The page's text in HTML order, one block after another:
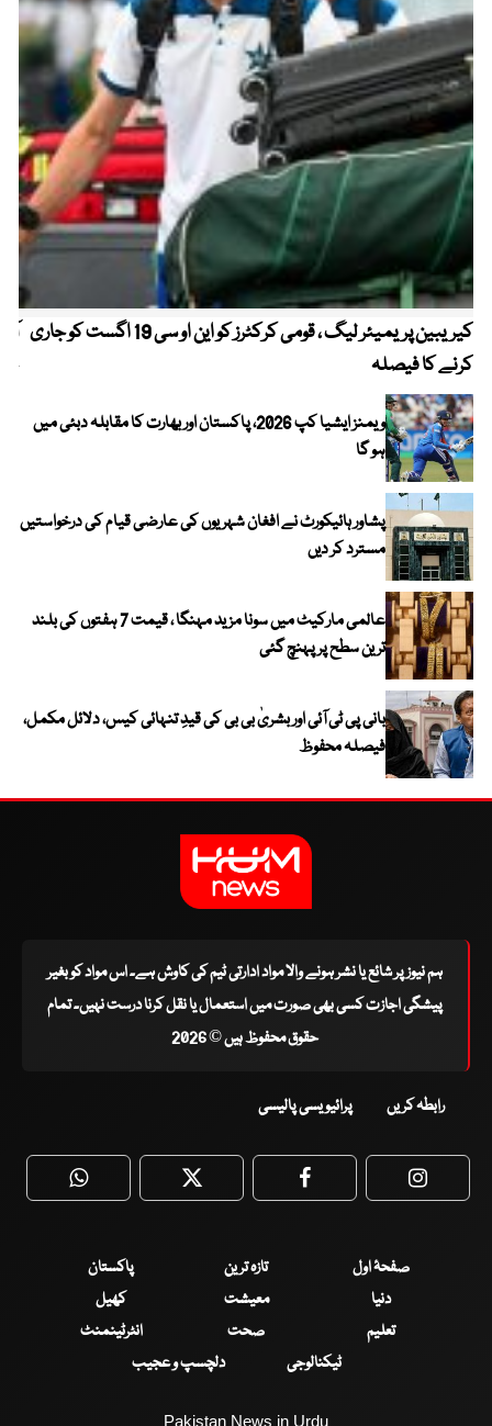
کیریبین پریمیئر لیگ ، قومی کرکٹرز کو این او سی 19 اگست کو جاری
کرنے کا فیصلہ
ویمنز ایشیا کپ 2026، پاکستان اور بھارت کا مقابلہ دبئی میں
ہو گا
پشاور ہائیکورٹ نے افغان شہریوں کی عارضی قیام کی درخواستیں
مسترد کر دیں
عالمی مارکیٹ میں سونا مزید مہنگا ، قیمت 7 ہفتوں کی بلند
ترین سطح پر پہنچ گئی
بانی پی ٹی آئی اور بشریٰ بی بی کی قیدِ تنہائی کیس، دلائل مکمل،
فیصلہ محفوظ
ہم نیوز پر شائع یا نشر ہونے والا مواد ادارتی ٹیم کی کاوش ہے۔ اس مواد کو بغیر
پیشگی اجازت کسی بھی صورت میں استعمال یا نقل کرنا درست نہیں۔ تمام
حقوق محفوظ ہیں © 2026
رابطہ کریں پرائیویسی پالیسی
WhatsApp Twitter Facebook
صفحۂ اول تازہ ترین
پاکستان
دنیا
معیشت
کھیل
تعلیم
صحت
انٹرٹینمنٹ
ٹیکنالوجی
دلچسپ و عجیب
Pakistan News in Urdu